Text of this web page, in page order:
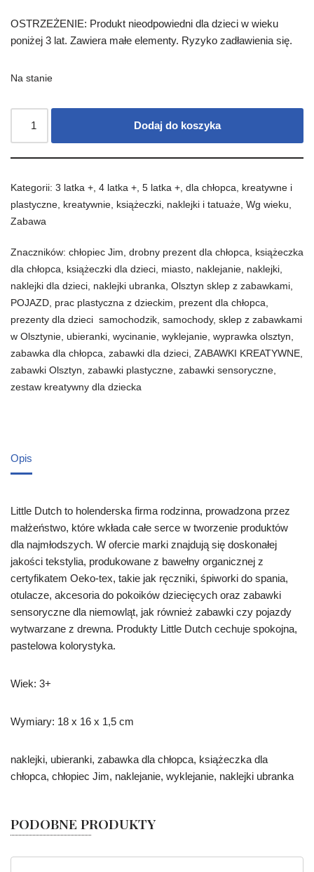
OSTRZEŻENIE: Produkt nieodpowiedni dla dzieci w wieku
poniżej 3 lat. Zawiera małe elementy. Ryzyko zadławienia się.
Na stanie
Dodaj do koszyka
Kategorii: 3 latka + 4 latka + 5 latka + dla chłopca
kreatywne i
plastyczne kreatywnie książeczki naklejki i tatuaże Wg wieku
Zabawa
Znaczników: chłopiec Jim drobny prezent dla chłopca
książeczka
dla chłopca
książeczki dla dzieci miasto naklejanie naklejki
naklejki dla dzieci naklejki ubranka Olsztyn sklep z zabawkami
POJAZD prac plastyczna z dzieckim prezent dla chłopca
prezenty dla dzieci samochodzik samochody, sklep z zabawkami
w Olsztynie ubieranki wycinanie wyklejanie wyprawka olsztyn
zabawka dla chłopca zabawki dla dzieci ZABAWKI KREATYWNE
zabawki Olsztyn zabawki plastyczne zabawki sensoryczne
zestaw kreatywny dla dziecka
Opis
Little Dutch to holenderska firma rodzinna, prowadzona przez
małżeństwo, które wkłada całe serce w tworzenie produktów
dla najmłodszych. W ofercie marki znajdują się doskonałej
jakości tekstylia, produkowane z bawełny organicznej z
certyfikatem Oeko-tex, takie jak ręczniki, śpiworki do spania,
otulacze, akcesoria do pokoików dziecięcych oraz zabawki
sensoryczne dla niemowląt, jak również zabawki czy pojazdy
wytwarzane z drewna. Produkty Little Dutch cechuje spokojna,
pastelowa kolorystyka.
Wiek: 3+
Wymiary: 18 x 16 x 1,5 cm
naklejki, ubieranki, zabawka dla chłopca, książeczka dla
chłopca, chłopiec Jim, naklejanie, wyklejanie, naklejki ubranka
PODOBNE PRODUKTY